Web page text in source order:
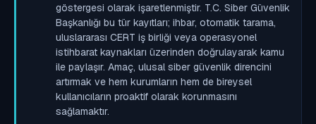
göstergesi olarak işaretlenmiştir. T.C. Siber Güvenlik
Başkanlığı bu tür kayıtları; ihbar, otomatik tarama,
uluslararası CERT iş birliği veya operasyonel
istihbarat kaynakları üzerinden doğrulayarak kamu
ile paylaşır. Amaç, ulusal siber güvenlik direncini
artırmak ve hem kurumların hem de bireysel
kullanıcıların proaktif olarak korunmasını
sağlamaktır.